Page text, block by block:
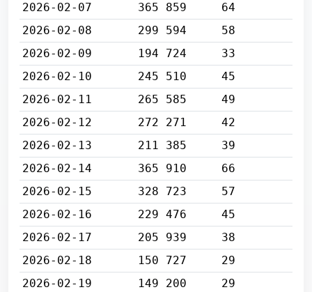
2026-02-07
365 859
64
2026-02-08
299 594
58
2026-02-09
194 724
33
2026-02-10
245 510
45
2026-02-11
265 585
49
2026-02-12
272 271
42
2026-02-13
211 385
39
2026-02-14
365 910
66
2026-02-15
328 723
57
2026-02-16
229 476
45
2026-02-17
205 939
38
2026-02-18
150 727
29
2026-02-19
149 200
29